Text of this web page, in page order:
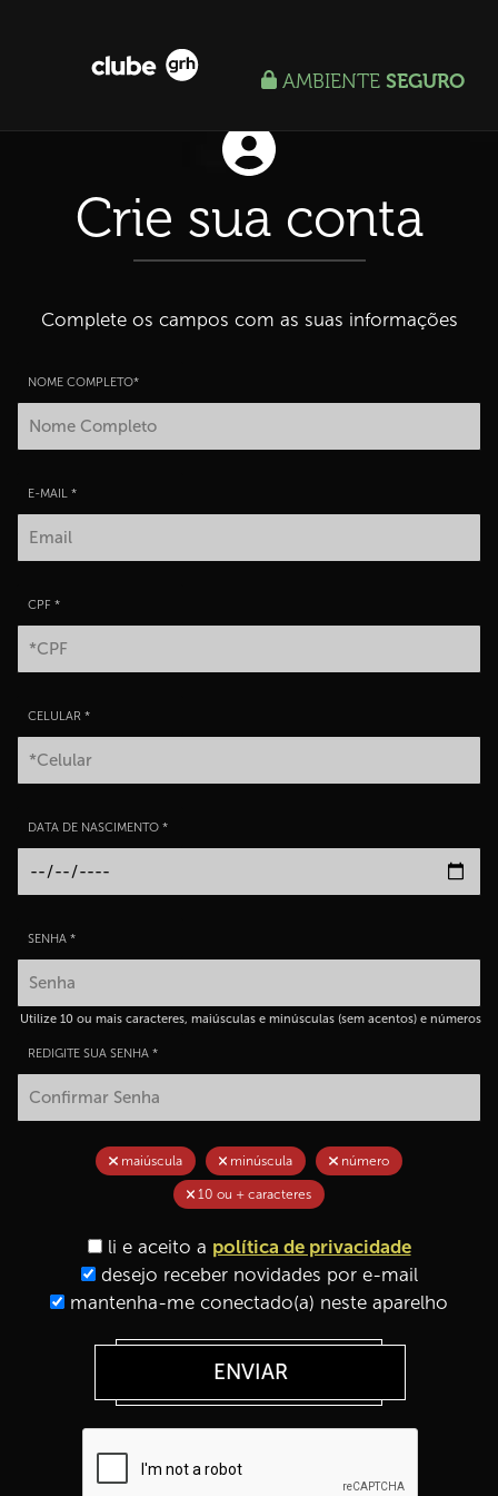
AMBIENTE SEGURO
Crie sua conta
Complete os campos com as suas informações
NOME COMPLETO*
E-MAIL *
CPF *
CELULAR *
DATA DE NASCIMENTO *
SENHA *
Utilize 10 ou mais caracteres, maiúsculas e minúsculas (sem acentos) e números
REDIGITE SUA SENHA *
maiúscula minúscula número
10 ou + caracteres
li e aceito a política de privacidade
desejo receber novidades por e-mail
mantenha-me conectado(a) neste aparelho